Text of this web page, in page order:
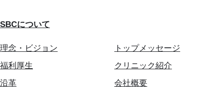
SBCについて
理念・ビジョン
トップメッセージ
福利厚生
クリニック紹介
沿革
会社概要